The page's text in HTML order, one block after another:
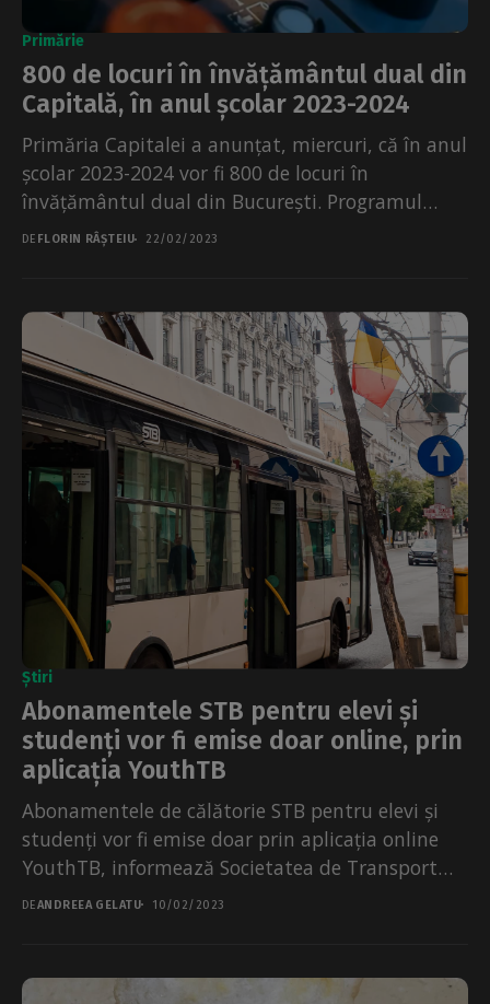
Primărie
800 de locuri în învățământul dual din
Capitală, în anul școlar 2023-2024
Primăria Capitalei a anunțat, miercuri, că în anul
școlar 2023-2024 vor fi 800 de locuri în
învățământul dual din București. Programul
cuprinde specializări...
DE FLORIN RÂȘTEIU 22/02/2023
Știri
Abonamentele STB pentru elevi și
studenți vor fi emise doar online, prin
aplicația YouthTB
Abonamentele de călătorie STB pentru elevi și
studenți vor fi emise doar prin aplicația online
YouthTB, informează Societatea de Transport
STB SA. Aplicația...
DEANDREEA GELATU 10/02/2023